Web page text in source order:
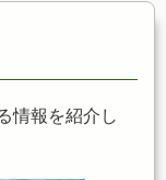
情報を紹介し